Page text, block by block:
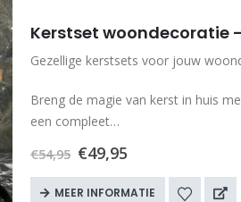
Kerstset woondecoratie
Gezellige kerstsets voor jouw
Breng de magie van kerst in huis
een compleet…
€54,95 €49,95
MEER INFORMATIE